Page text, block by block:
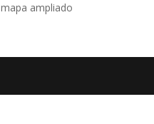
mapa ampliado